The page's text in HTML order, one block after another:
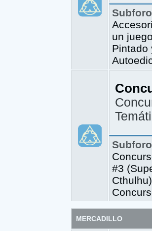
un
Pintado
#3
Cthulhu)
MERCADILLO